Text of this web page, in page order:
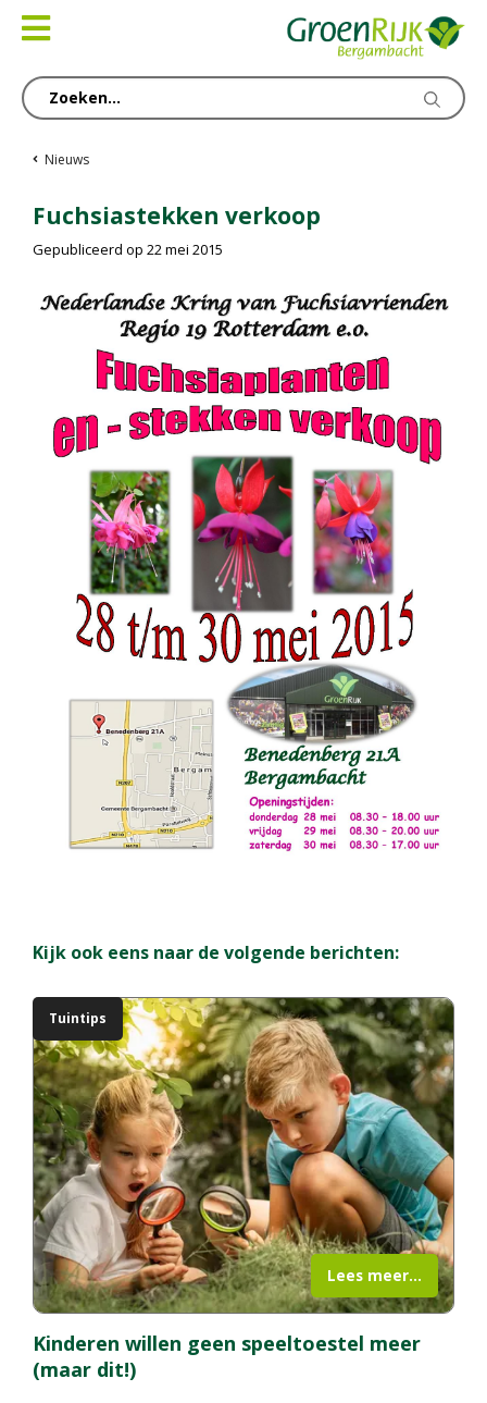
naar
Nieuws
Fuchsiastekken verkoop
Gepubliceerd op 22 mei 2015
Kijk ook eens naar de volgende berichten:
Kinderen willen geen speeltoestel meer
(maar dit!)
Tuintips
Lees meer...